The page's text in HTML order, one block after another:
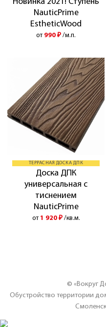
NauticPrime
EstheticWood
от 990 ₽ /м.п.
ТЕРРАСНАЯ ДОСКА ДПК
Доска ДПК
универсальная с
тиснением
NauticPrime
от 1 920 ₽ /кв.м.
© «Вокруг
Обустройство территории